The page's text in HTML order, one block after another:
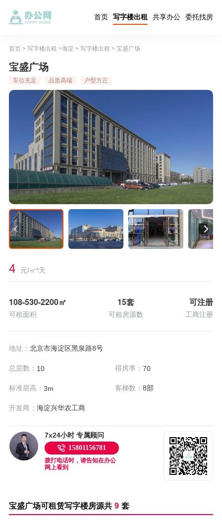
首页 写字楼出租 共享办公 委托找房
首页> 写字楼出租 >海淀 > 写字楼出租 > 宝盛广场
宝盛广场
车位充足 品质高端 户型方正
4 元/㎡*天
108-530-2200㎡
可租面积
15套
可租房源数
可注册
工商注册
地址： 北京市海淀区黑泉路8号
总层数： 10 得房率：70
标准层高： 3m 客梯数：8部
开发商： 海淀兴华农工商
7x24小时 专属顾问
15801156781
拨打电话时，请告知在办公
网上看到
宝盛广场可租赁写字楼房源共 9 套